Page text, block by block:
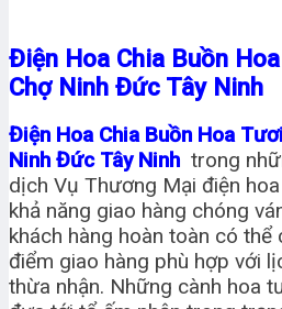
Điện Hoa Chia Buồn
Chợ Ninh Đức Tây Ninh
Điện Hoa Chia Buồn Hoa
Ninh Đức Tây Ninh trong
dịch Vụ Thương Mại điện
khả năng giao hàng chóng
khách hàng hoàn toàn có thể
điểm giao hàng phù hợp với
thừa nhận. Những cành hoa